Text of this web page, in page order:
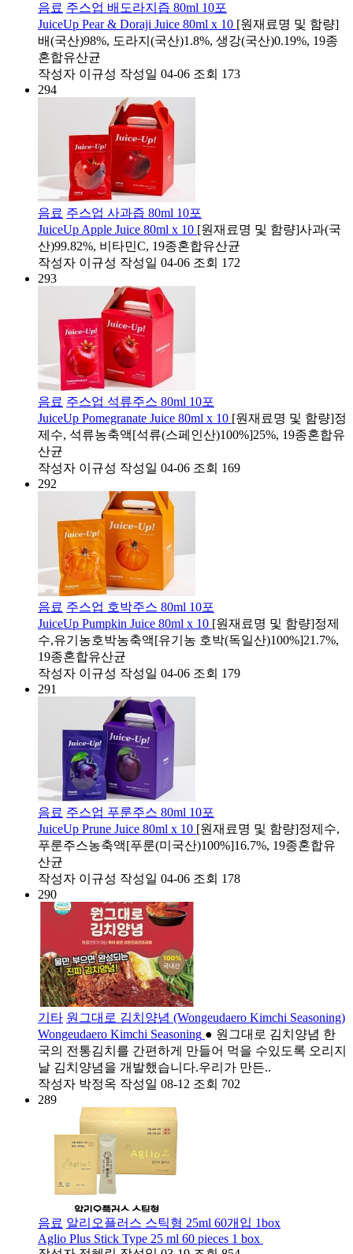
음료 주스업 배도라지즙 80ml 10포
JuiceUp Pear & Doraji Juice 80ml x 10 [원재료명 및 함량]
배(국산)98%, 도라지(국산)1.8%, 생강(국산)0.19%, 19종
혼합유산균​
작성자 이규성 작성일 04-06 조회 173
294
음료 주스업 사과즙 80ml 10포
JuiceUp Apple Juice 80ml x 10 [원재료명 및 함량]​사과(국
산)99.82%, 비타민C, 19종혼합유산균
작성자 이규성 작성일 04-06 조회 172
293
음료 주스업 석류주스 80ml 10포
JuiceUp Pomegranate Juice 80ml x 10 [원재료명 및 함량]정
제수, 석류농축액[석류(스페인산)100%]25%, 19종혼합유
산균​
작성자 이규성 작성일 04-06 조회 169
292
음료 주스업 호박주스 80ml 10포
JuiceUp Pumpkin Juice 80ml x 10 [원재료명 및 함량]​정제
수,유기농호박농축액[유기농 호박(독일산)100%]21.7%,
19종혼합유산균
작성자 이규성 작성일 04-06 조회 179
291
음료 주스업 푸룬주스 80ml 10포
JuiceUp Prune Juice 80ml x 10 [원재료명 및 함량]​정제수,
푸룬주스농축액[푸룬(미국산)100%]16.7%, 19종혼합유
산균
작성자 이규성 작성일 04-06 조회 178
290
기타 원그대로 김치양념 (Wongeudaero Kimchi Seasoning)
Wongeudaero Kimchi Seasoning ● 원그대로 김치양념 한
국의 전통김치를 간편하게 만들어 먹을 수있도록 오리지
날 김치양념을 개발했습니다.우리가 만든..
작성자 박정옥 작성일 08-12 조회 702
289
음료 알리오플러스 스틱형 25ml 60개입 1box
Aglio Plus Stick Type 25 ml 60 pieces 1 box